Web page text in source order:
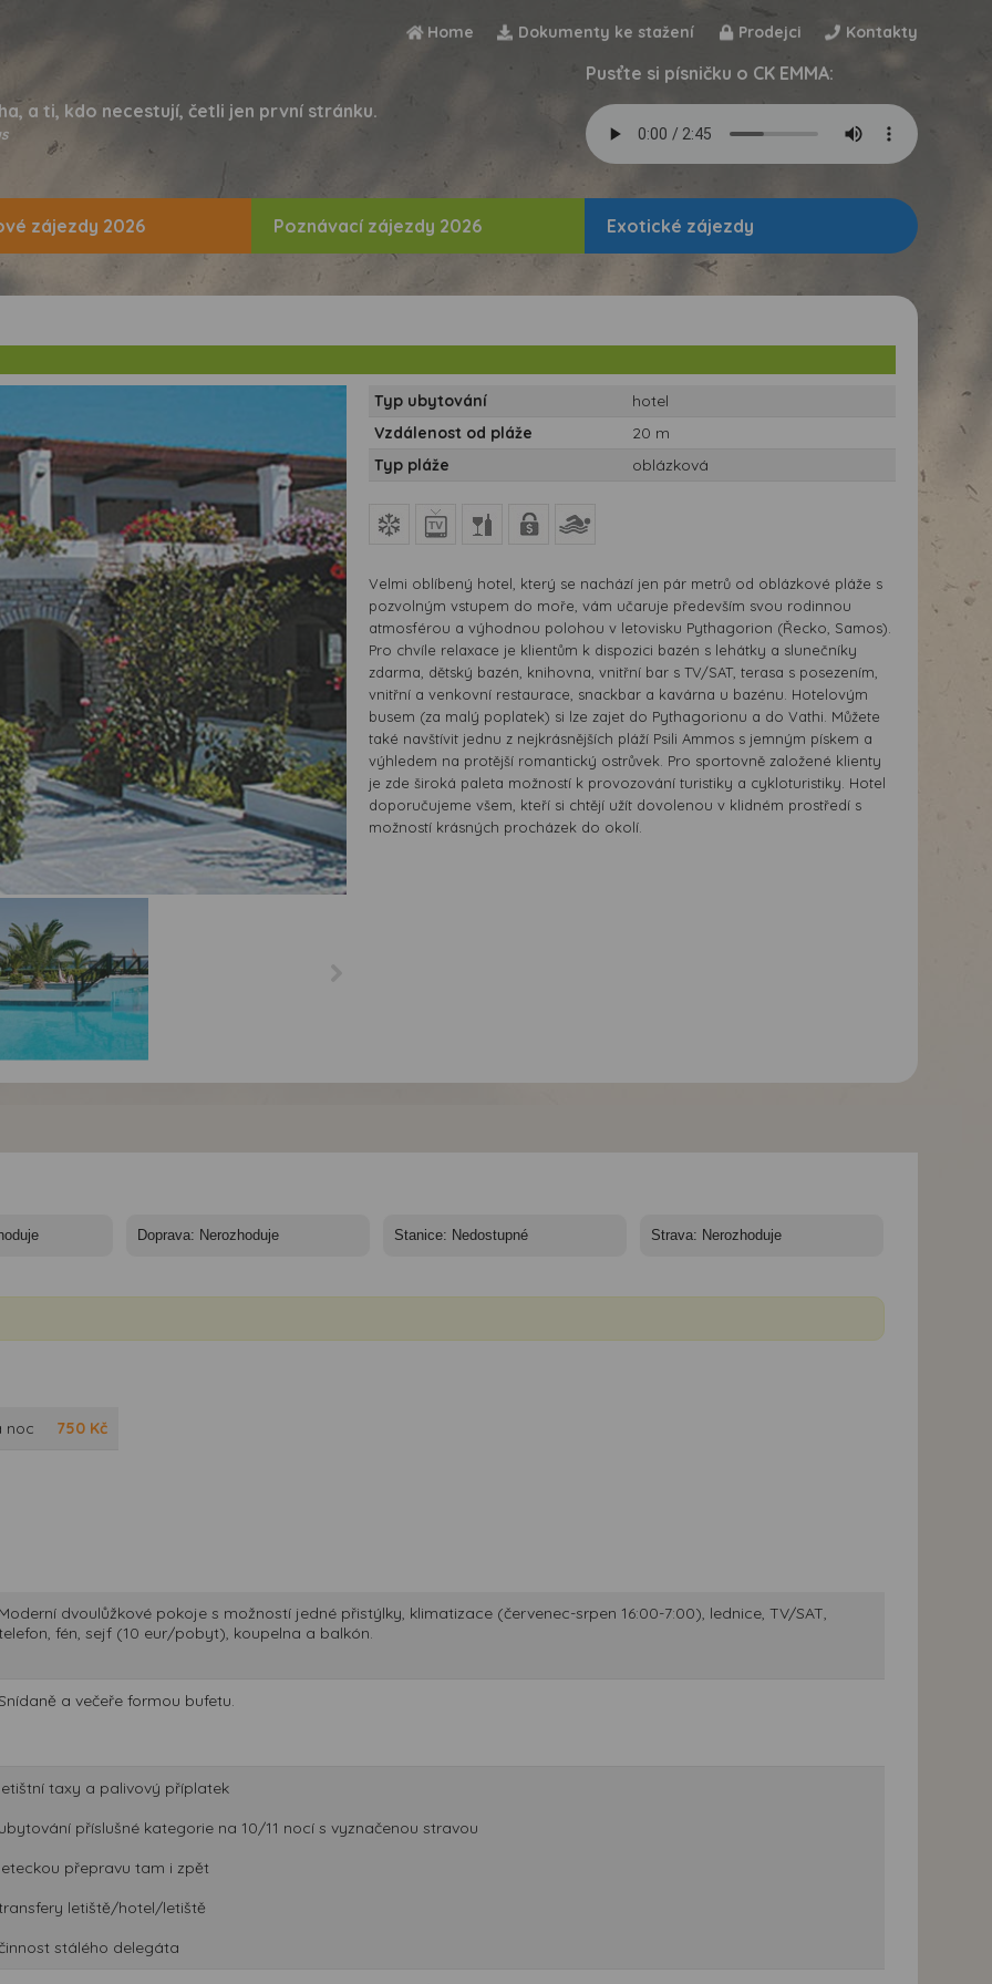
Home Dokumenty ke stažení Prodejci Kontakty
a ti, kdo necestují, četli jen první stránku.
Pusťte si písničku o CK EMMA:
zájezdy 2026 Poznávací zájezdy 2026 Exotické zájezdy
Typ ubytování
hotel
Vzdálenost od pláže
20 m
Typ pláže
oblázková
Velmi oblíbený hotel, který se nachází jen pár metrů od oblázkové pláže s
pozvolným vstupem do moře, vám učaruje především svou rodinnou
atmosférou a výhodnou polohou v letovisku Pythagorion (Řecko, Samos).
Pro chvíle relaxace je klientům k dispozici bazén s lehátky a slunečníky
zdarma, dětský bazén, knihovna, vnitřní bar s TV/SAT, terasa s posezením,
vnitřní a venkovní restaurace, snackbar a kavárna u bazénu. Hotelovým
busem (za malý poplatek) si lze zajet do Pythagorionu a do Vathi. Můžete
také navštívit jednu z nejkrásnějších pláží Psili Ammos s jemným pískem a
výhledem na protější romantický ostrůvek. Pro sportovně založené klienty
je zde široká paleta možností k provozování turistiky a cykloturistiky. Hotel
doporučujeme všem, kteří si chtějí užít dovolenou v klidném prostředí s
možností krásných procházek do okolí.
noc 750 Kč
dvoulůžkové pokoje s možností jedné přistýlky, klimatizace (červenec-srpen 16:00-7:00), lednice, TV/SAT,
fén, sejf (10 eur/pobyt), koupelna a balkón.
a večeře formou bufetu.
taxy a palivový příplatek
příslušné kategorie na 10/11 nocí s vyznačenou stravou
přepravu tam i zpět
letiště/hotel/letiště
stálého delegáta